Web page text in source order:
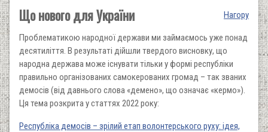
Нагору
Що нового для України
Проблематикою народної держави ми займаємось уже понад
десятиліття. В результаті дійшли твердого висновку, що
народна держава може існувати тільки у формі республіки
правильно організованих самокерованих громад – так званих
демосів (від давнього слова «демено», що означає «кермо»).
Ця тема розкрита у статтях 2022 року:
Республіка демосів – зрілий етап волонтерського руху: ідея,